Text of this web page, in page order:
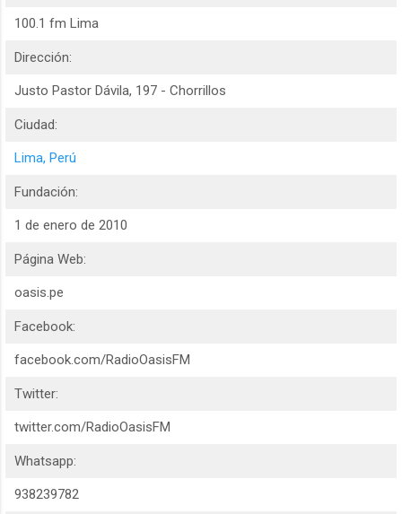
100.1 fm Lima
Dirección:
Justo Pastor Dávila, 197 - Chorrillos
Ciudad:
Lima, Perú
Fundación:
1 de enero de 2010
Página Web:
oasis.pe
Facebook:
facebook.com/RadioOasisFM
Twitter:
twitter.com/RadioOasisFM
Whatsapp:
938239782